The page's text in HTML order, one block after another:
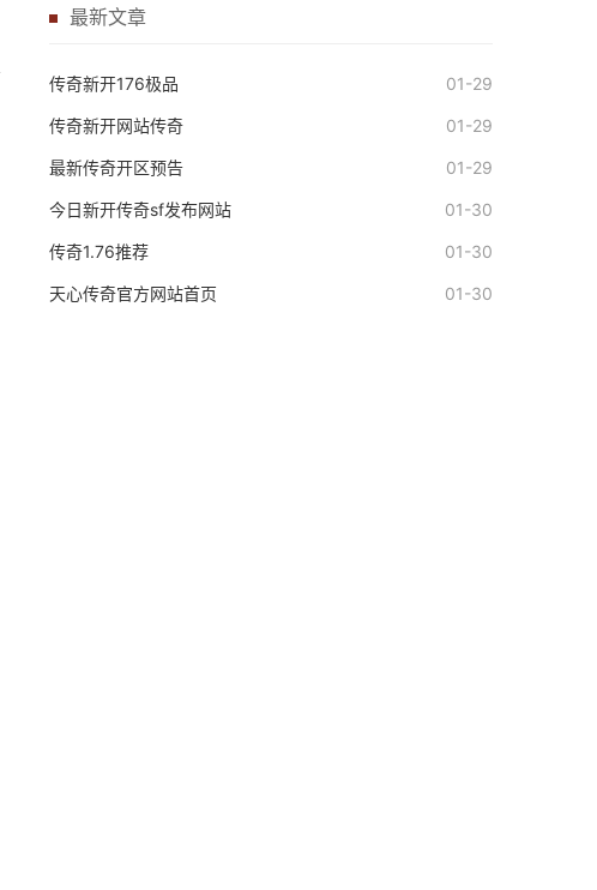
最新文章
传奇新开176极品 01-29
传奇新开网站传奇 01-29
最新传奇开区预告 01-29
今日新开传奇sf发布网站 01-30
传奇1.76推荐 01-30
天心传奇官方网站首页 01-30